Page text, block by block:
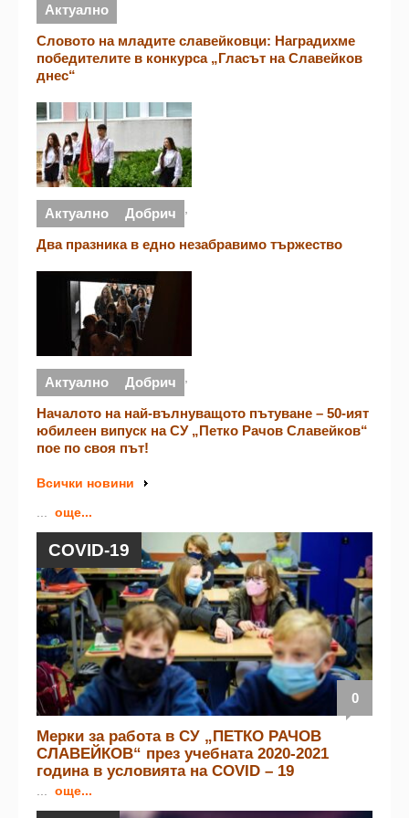
Актуално
Словото на младите славейковци: Наградихме
победителите в конкурса „Гласът на Славейков
днес“
Актуално ,
Добрич
Два празника в едно незабравимо тържество
Актуално ,
Добрич
Началото на най-вълнуващото пътуване – 50-ият
юбилеен випуск на СУ „Петко Рачов Славейков“
пое по своя път!
Всички новини
още...
0
COVID-19
Мерки за работа в СУ „ПЕТКО РАЧОВ
СЛАВЕЙКОВ“ през учебната 2020-2021
година в условията на COVID – 19
още...